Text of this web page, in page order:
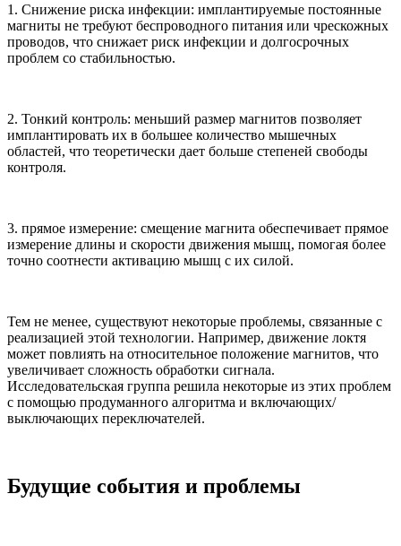
1. Снижение риска инфекции: имплантируемые постоянные
магниты не требуют беспроводного питания или чрескожных
проводов, что снижает риск инфекции и долгосрочных
проблем со стабильностью.
2. Тонкий контроль: меньший размер магнитов позволяет
имплантировать их в большее количество мышечных
областей, что теоретически дает больше степеней свободы
контроля.
3. прямое измерение: смещение магнита обеспечивает прямое
измерение длины и скорости движения мышц, помогая более
точно соотнести активацию мышц с их силой.
Тем не менее, существуют некоторые проблемы, связанные с
реализацией этой технологии. Например, движение локтя
может повлиять на относительное положение магнитов, что
увеличивает сложность обработки сигнала.
Исследовательская группа решила некоторые из этих проблем
с помощью продуманного алгоритма и включающих/
выключающих переключателей.
Будущие события и проблемы